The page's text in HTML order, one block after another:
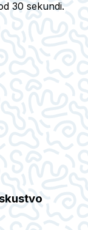
30 sekundi.